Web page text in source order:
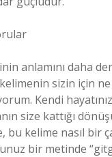
anlamını daha
sizin için
Kendi
size kattığı
kelime nasıl bir
bir metinde